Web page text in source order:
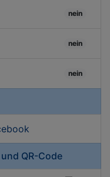
nein
nein
nein
QR-Code